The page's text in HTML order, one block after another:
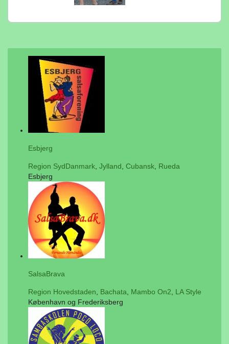
Esbjerg
Region SydDanmark Jylland Cubansk Rueda
Esbjerg
SalsaBrava
Region Hovedstaden Bachata Mambo On2
LA Style
København og Frederiksberg